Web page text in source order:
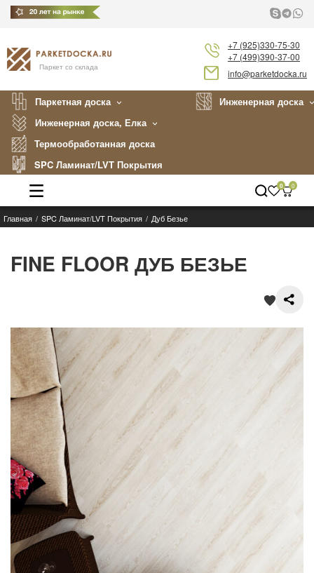
Паркет со склада
+7 (925)330-75-30
+7 (499)390-37-00
info@parketdocka.ru
Паркетная доска
Инженерная доска
Инженерная доска, Елка
Термообработанная доска
SPC Ламинат/LVT Покрытия
Каталог
О нас
Покупателям
Акции
Контакты
0 0
Главная SPC Ламинат/LVT Покрытия Дуб Безье
FINE FLOOR ДУБ БЕЗЬЕ